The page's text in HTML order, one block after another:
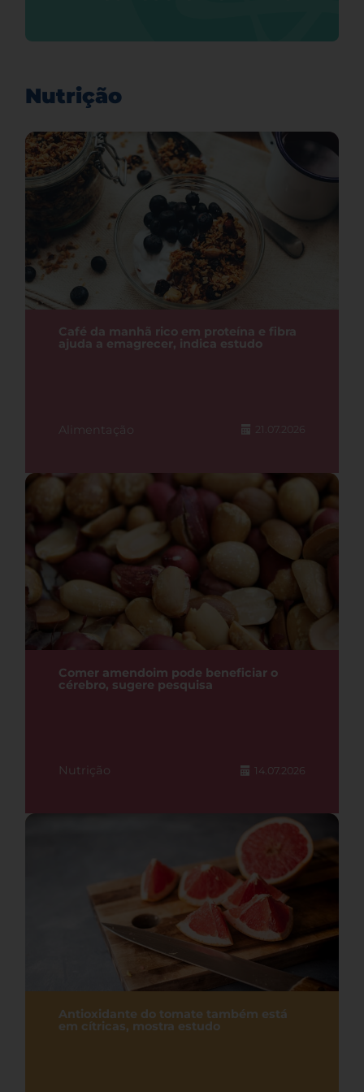
Nutrição
Café da manhã rico em proteína e fibra
ajuda a emagrecer, indica estudo
Alimentação 21.07.2026
Comer amendoim pode beneficiar o
cérebro, sugere pesquisa
Nutrição 14.07.2026
Antioxidante do tomate também está
em cítricas, mostra estudo